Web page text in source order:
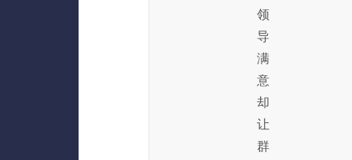
领
导
满
意
却
让
群